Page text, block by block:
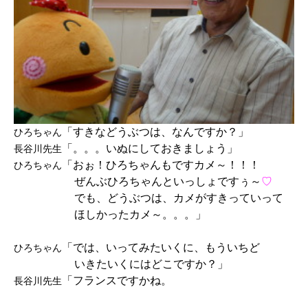
ひろちゃん 「すきなどうぶつは、なんですか？」
長谷川先生 「。。。いぬにしておきましょう」
ひろちゃん 「おぉ！ひろちゃんもですカメ～！！！
ぜんぶひろちゃんといっしょですぅ～ ♡
でも、どうぶつは、カメがすきっていって
ほしかったカメ～。。。」
ひろちゃん 「では、いってみたいくに、もういちど
いきたいくにはどこですか？」
長谷川先生 「フランスですかね。